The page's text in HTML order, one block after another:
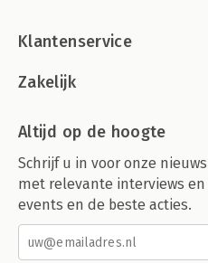
Klantenservice
Zakelijk
Altijd op de hoogte
Schrijf u in voor onze
met relevante interviews
events en de beste acties.